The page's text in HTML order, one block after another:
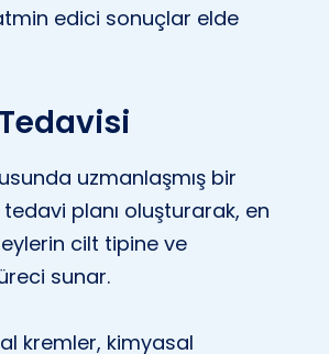
edici sonuçlar elde
uzmanlaşmış bir
planı oluşturarak, en
cilt tipine ve
sunar.
kremler, kimyasal